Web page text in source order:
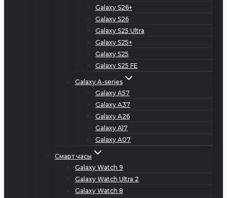
Galaxy S26+
Galaxy S26
Galaxy S25 Ultra
Galaxy S25+
Galaxy S25
Galaxy S25 FE
Galaxy A-series
Galaxy A57
Galaxy A37
Galaxy A26
Galaxy A17
Galaxy A07
Смарт часы
Galaxy Watch 9
Galaxy Watch Ultra 2
Galaxy Watch 8